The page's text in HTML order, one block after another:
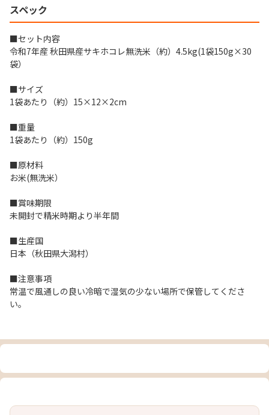
スペック
■セット内容
令和7年産 秋田県産サキホコレ無洗米（約）4.5kg(1袋150g×30
袋）
■サイズ
1袋あたり（約）15×12×2cm
■重量
1袋あたり（約）150g
■原材料
お米(無洗米）
■賞味期限
未開封で精米時期より半年間
■生産国
日本（秋田県大潟村）
■注意事項
常温で風通しの良い冷暗で湿気の少ない場所で保管してくださ
い。